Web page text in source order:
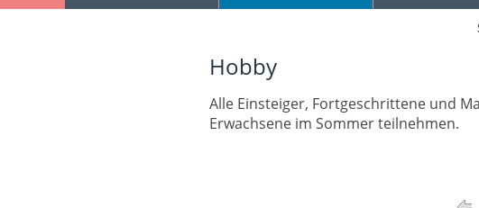
Hobby
Alle Einsteiger, Fortgeschrittene und
Erwachsene im Sommer teilnehmen.